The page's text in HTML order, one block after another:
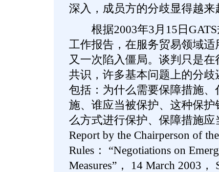
深入，成员方的分歧显得越来
根据2003年3月15日GATS
工作报告，在服务贸易领域
又一次陷入僵局。谈判只是
共识，许多基本问题上的分
包括：为什么需要保障措施
施、谁应当被保护、这种保
么方式进行保护、保障措施应
Report by the Chairperson of
Rules： “Negotiations on
Measures”， 14 March 2003